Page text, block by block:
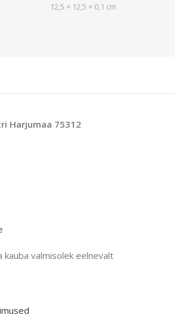
12,5 × 12,5 × 0,1 cm
Harjumaa 75312
kauba valmisolek eelnevalt